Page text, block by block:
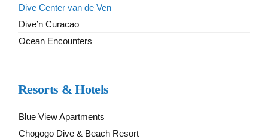
Dive Center van de Ven
Dive’n Curacao
Ocean Encounters
Resorts & Hotels
Blue View Apartments
Chogogo Dive & Beach Resort